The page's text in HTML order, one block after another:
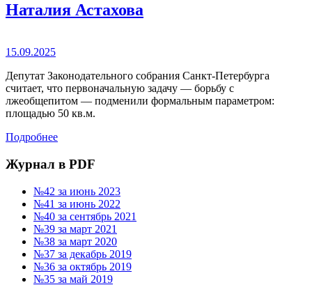
Наталия Астахова
15.09.2025
Депутат Законодательного собрания Санкт-Петербурга
считает, что первоначальную задачу — борьбу с
лжеобщепитом — подменили формальным параметром:
площадью 50 кв.м.
Подробнее
Журнал в PDF
№42 за июнь 2023
№41 за июнь 2022
№40 за сентябрь 2021
№39 за март 2021
№38 за март 2020
№37 за декабрь 2019
№36 за октябрь 2019
№35 за май 2019